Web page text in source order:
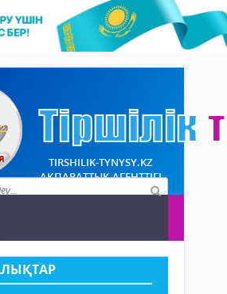
TIRSHILIK-TYNYSY.KZ
АҚПАРАТТЫҚ АГЕНТТІГІ